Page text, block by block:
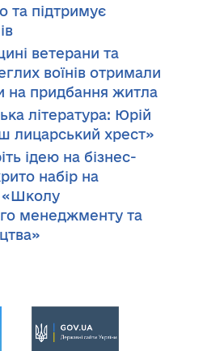
та підтримує
ветерани та
воїнів отримали
на придбання житла
література: Юрій
лицарський хрест»
ідею на бізнес-
набір на
«Школу
менеджменту та